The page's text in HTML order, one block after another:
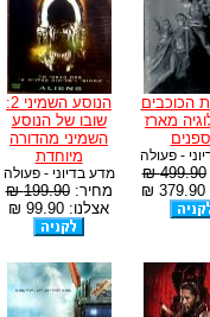
הכוכבים
מארז
- פעולה
499.90 ₪
הנוסע השמיני 2:
שובו של הנוסע
השמיני מהדורה
מיוחדת
מדע בדיוני - פעולה
מחיר:199.90 ₪
אצלנו: 99.90 ₪